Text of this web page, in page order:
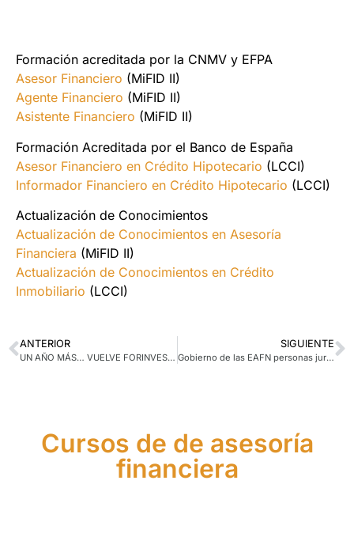
Formación acreditada por la CNMV y EFPA
Asesor Financiero (MiFID II)
Agente Financiero (MiFID II)
Asistente Financiero (MiFID II)
Formación Acreditada por el Banco de España
Asesor Financiero en Crédito Hipotecario (LCCI)
Informador Financiero en Crédito Hipotecario (LCCI)
Actualización de Conocimientos
Actualización de Conocimientos en Asesoría
Financiera (MiFID II)
Actualización de Conocimientos en Crédito
Inmobiliario (LCCI)
ANTERIOR
UN AÑO MÁS… VUELVE FORINVEST 2025
SIGUIENTE
Gobierno de las EAFN personas jurídicas. Parte 4
Cursos de de asesoría
financiera